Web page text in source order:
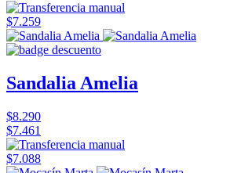
$7.259
Sandalia Amelia
$8.290
$7.461
$7.088